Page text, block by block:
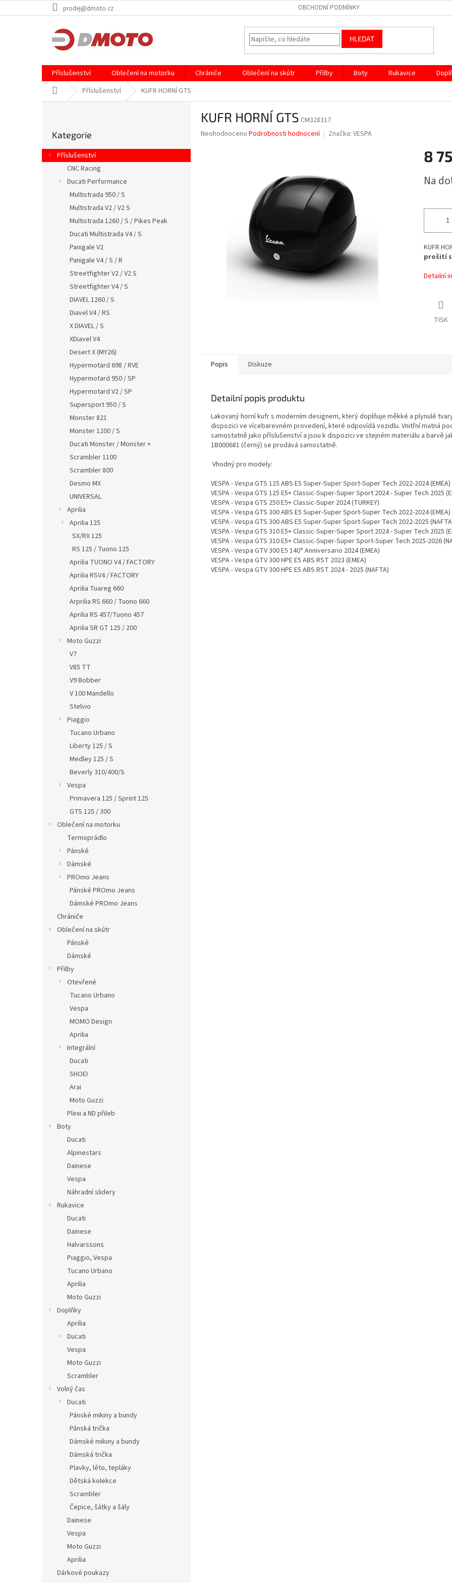
na
prodej@dmoto.cz OBCHODNÍ PODMÍNKY
HLEDAT
Příslušenství Oblečení na motorku Chrániče Oblečení na skútr Přilby Boty Rukavice
Domů Příslušenství KUFR HORNÍ GTS
r
a
kategorie
Kategorie
Příslušenství
CNC Racing
Ducati Performance
Multistrada 950 / S
Multistrada V2 / V2 S
Multistrada 1260 / S / Pikes Peak
Ducati Multistrada V4 / S
Panigale V2
Panigale V4 / S / R
Streetfighter V2 / V2 S
Streetfighter V4 / S
DIAVEL 1260 / S
Diavel V4 / RS
X DIAVEL / S
XDiavel V4
Desert X (MY26)
Hypermotard 698 / RVE
Hypermotard 950 / SP
Hypermotard V2 / SP
Supersport 950 / S
Monster 821
Monster 1200 / S
Ducati Monster / Monster +
Scrambler 1100
Scrambler 800
Desmo MX
UNIVERSAL
Aprilia
Aprilia 125
SX/RX 125
RS 125 / Tuono 125
Aprilia TUONO V4 / FACTORY
Aprilia RSV4 / FACTORY
Aprilia Tuareg 660
Arprilia RS 660 / Tuono 660
Aprilia RS 457/Tuono 457
Aprilia SR GT 125 / 200
Moto Guzzi
V7
V85 TT
V9 Bobber
V 100 Mandello
Stelvio
Piaggio
Tucano Urbano
Liberty 125 / S
Medley 125 / S
Beverly 310/400/S
Vespa
Primavera 125 / Sprint 125
GTS 125 / 300
Oblečení na motorku
Termoprádlo
Pánské
Dámské
PROmo Jeans
Pánské PROmo Jeans
Dámské PROmo Jeans
Chrániče
Oblečení na skútr
Pánské
Dámské
Přilby
Otevřené
Tucano Urbano
Vespa
MOMO Design
Aprilia
Integrální
Ducati
SHOEI
Arai
Moto Guzzi
Plexi a ND přileb
Boty
Ducati
Alpinestars
Dainese
Vespa
Náhradní slidery
Rukavice
Ducati
Dainese
Halvarssons
Piaggio, Vespa
Tucano Urbano
Aprilia
Moto Guzzi
Doplňky
Aprilia
Ducati
Vespa
Moto Guzzi
Scrambler
Volný čas
Ducati
Pánské mikiny a bundy
Pánská trička
Dámské mikiny a bundy
Dámská trička
Plavky, léto, tepláky
Dětská kolekce
Scrambler
Čepice, šátky a šály
Dainese
Vespa
Moto Guzzi
Aprilia
Dárkové poukazy
KUFR HORNÍ GTS CM328317
Průměrné
Neohodnoceno Podrobnosti hodnocení Značka: VESPA
8
cena:
Na
KUFR
prošití
Detailní
TISK
Popis Diskuze
Detailní popis produktu
Lakovaný horní kufr s moderním designem, který doplňuje měkké a plynulé
dispozici ve vícebarevném provedení, které odpovídá vozidlu. Vnitřní matná
samostatně jako příslušenství a jsou k dispozici ve stejném materiálu a barvě
1B000681 (černý) se prodává samostatně.
Vhodný pro modely:
VESPA - Vespa GTS 125 ABS E5 Super-Super Sport-Super Tech 2022-2024 (EMEA)
VESPA - Vespa GTS 125 E5+ Classic-Super-Super Sport 2024 - Super Tech 2025
VESPA - Vespa GTS 250 E5+ Classic-Super 2024 (TURKEY)
VESPA - Vespa GTS 300 ABS E5 Super-Super Sport-Super Tech 2022-2024 (EMEA)
VESPA - Vespa GTS 300 ABS E5 Super-Super Sport-Super Tech 2022-2025
VESPA - Vespa GTS 310 E5+ Classic-Super-Super Sport 2024 - Super Tech 2025
VESPA - Vespa GTS 310 E5+ Classic-Super-Super Sport-Super Tech 2025-2026
VESPA - Vespa GTV 300 E5 140° Anniversario 2024 (EMEA)
VESPA - Vespa GTV 300 HPE E5 ABS RST 2023 (EMEA)
VESPA - Vespa GTV 300 HPE E5 ABS RST 2024 - 2025 (NAFTA)